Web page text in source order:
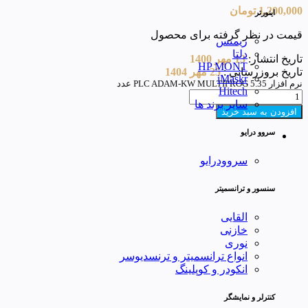
اینورتر
زیمنس
دلتا
HP MONT
iMaskr
Hitech
سایر برند ها
سروو درایو
سروودرایو
سنسور و ترانسمیتر
القایی
خازنی
نوری
انواع ترانسمیتر و ترنسدیوسر
انکودر و کوپلینگ
کنترلر و نمایشگر
1,200,000 تومان
قیمت در نظر گرفته برای محصول
تاریخ انتشار:13 مهر 1400
تاریخ بروزرسانی :25 مهر 1404
نرم افزار PLC ADAM-KW MULTIPROG 5.35 عدد
افزودن به سبد خرید